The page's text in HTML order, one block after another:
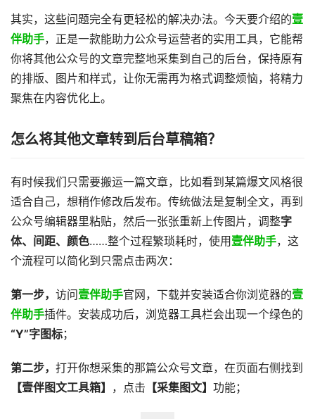
其实，这些问题完全有更轻松的解决办法。今天要介绍的壹
伴助手，正是一款能助力公众号运营者的实用工具，它能帮
你将其他公众号的文章完整地采集到自己的后台，保持原有
的排版、图片和样式，让你无需再为格式调整烦恼，将精力
聚焦在内容优化上。
怎么将其他文章转到后台草稿箱？
有时候我们只需要搬运一篇文章，比如看到某篇爆文风格很
适合自己，想稍作修改后发布。传统做法是复制全文，再到
公众号编辑器里粘贴，然后一张张重新上传图片，调整字
体、间距、颜色……整个过程繁琐耗时，使用壹伴助手，这
个流程可以简化到只需点击两次：
第一步， 访问壹伴助手官网，下载并安装适合你浏览器的壹
伴助手插件。安装成功后，浏览器工具栏会出现一个绿色的
“Y”字图标；
第二步， 打开你想采集的那篇公众号文章，在页面右侧找到
【壹伴图文工具箱】
，点击 【采集图文】 功能；